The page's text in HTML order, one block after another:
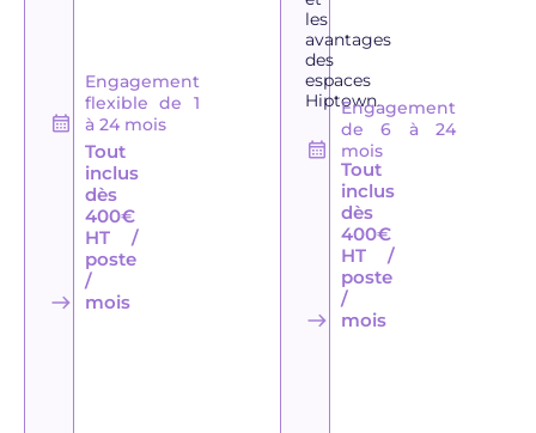
Engagement
flexible de 1
à 24 mois
Tout
inclus
dès
400€
HT /
poste
/
mois
les
avantages
des
espaces
Hiptown.Engagement
de 6 à 24
mois
Tout
inclus
dès
400€
HT /
poste
/
mois